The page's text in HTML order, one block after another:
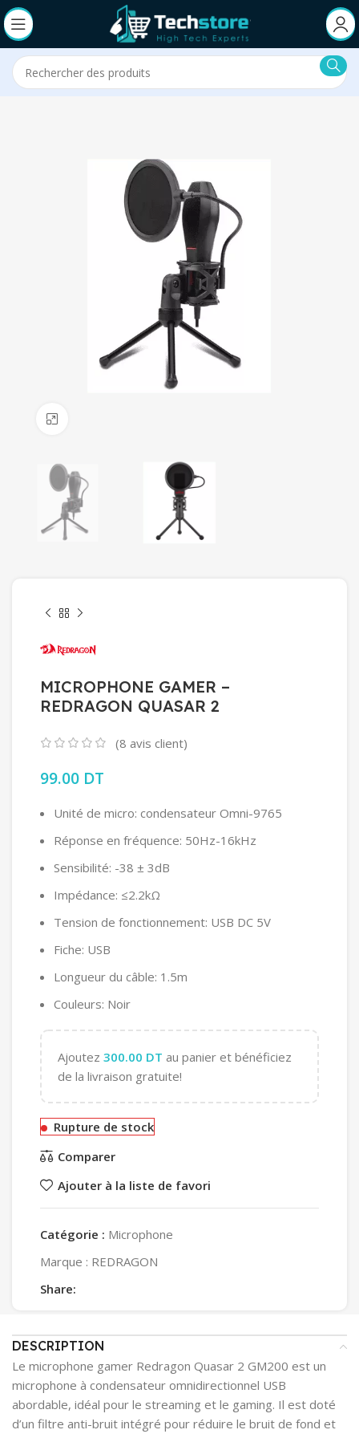
MICROPHONE GAMER –
REDRAGON QUASAR 2
(8 avis client)
99.00 DT
Unité de micro: condensateur Omni-9765
Réponse en fréquence: 50Hz-16kHz
Sensibilité: -38 ± 3dB
Impédance: ≤2.2kΩ
Tension de fonctionnement: USB DC 5V
Fiche: USB
Longueur du câble: 1.5m
Couleurs: Noir
Ajoutez 300.00 DT au panier et bénéficiez
de la livraison gratuite!
Rupture de stock
Comparer
Ajouter à la liste de favori
Catégorie : Microphone
Marque : REDRAGON
Share:
DESCRIPTION
Le microphone gamer Redragon Quasar 2 GM200 est un
microphone à condensateur omnidirectionnel USB
abordable, idéal pour le streaming et le gaming. Il est doté
d’un filtre anti-bruit intégré pour réduire le bruit de fond et